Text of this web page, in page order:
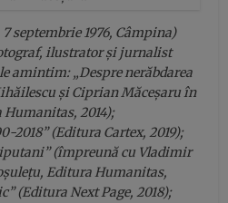
7 septembrie 1976, Câmpina)
ilustrator și jurnalist
amintim: „Despre nerăbdarea
și Ciprian Măceșaru în
2014);
2018” (Editura Cartex, 2019);
(împreună cu Vladimir
Editura Humanitas,
(Editura Next Page, 2018);